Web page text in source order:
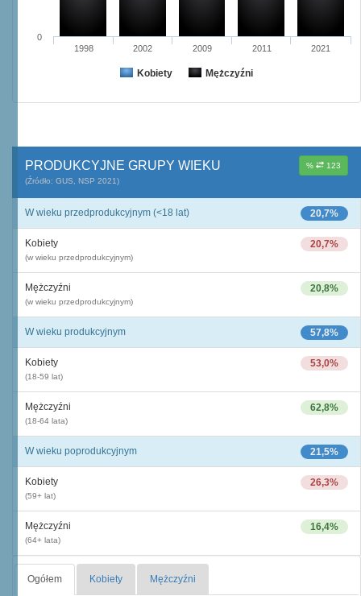
Kobiety Mężczyźni
1998 2002 2009 2011 2021
0
% 123
PRODUKCYJNE GRUPY WIEKU
(Źródło: GUS, NSP 2021)
20,7%
W wieku przedprodukcyjnym (<18 lat)
20,7%
Kobiety
(w wieku przedprodukcyjnym)
20,8%
Mężczyźni
(w wieku przedprodukcyjnym)
57,8%
W wieku produkcyjnym
53,0%
Kobiety
(18-59 lat)
62,8%
Mężczyźni
(18-64 lata)
21,5%
W wieku poprodukcyjnym
26,3%
Kobiety
(59+ lat)
16,4%
Mężczyźni
(64+ lata)
Ogółem Kobiety Mężczyźni